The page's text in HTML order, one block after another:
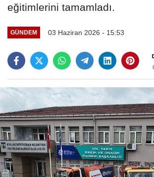
eğitimlerini tamamladı.
GÜNDEM 03 Haziran 2026 - 15:53